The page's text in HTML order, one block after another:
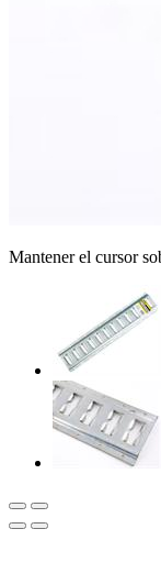
Mantener el cursor